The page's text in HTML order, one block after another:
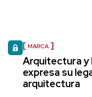
MARCA
Arquitectura y
expresa su
arquitectura